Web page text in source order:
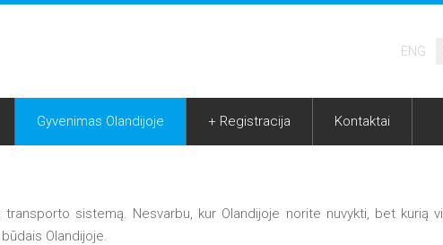
ENG
Gyvenimas Olandijoje + Registracija Kontaktai
sistemą. Nesvarbu, kur Olandijoje norite nuvykti, bet kurią
Olandijoje.